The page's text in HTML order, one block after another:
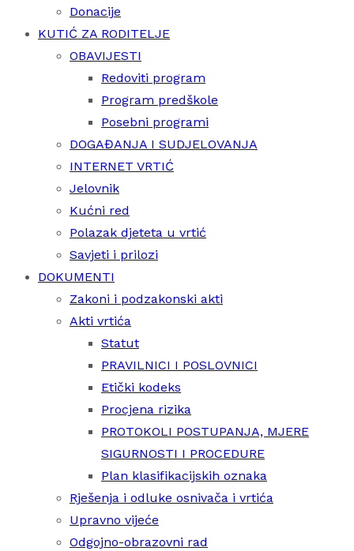
Donacije
KUTIĆ ZA RODITELJE
OBAVIJESTI
Redoviti program
Program predškole
Posebni programi
DOGAĐANJA I SUDJELOVANJA
INTERNET VRTIĆ
Jelovnik
Kućni red
Polazak djeteta u vrtić
Savjeti i prilozi
DOKUMENTI
Zakoni i podzakonski akti
Akti vrtića
Statut
PRAVILNICI I POSLOVNICI
Etički kodeks
Procjena rizika
PROTOKOLI POSTUPANJA, MJERE
SIGURNOSTI I PROCEDURE
Plan klasifikacijskih oznaka
Rješenja i odluke osnivača i vrtića
Upravno vijeće
Odgojno-obrazovni rad